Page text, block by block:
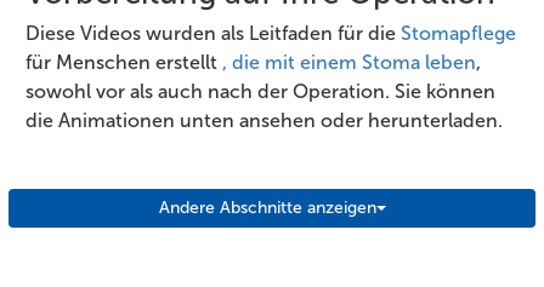
Diese Videos wurden als Leitfaden für die Stomapflege
für Menschen erstellt , die mit einem Stoma leben,
sowohl vor als auch nach der Operation. Sie können
die Animationen unten ansehen oder herunterladen.
Andere Abschnitte anzeigen